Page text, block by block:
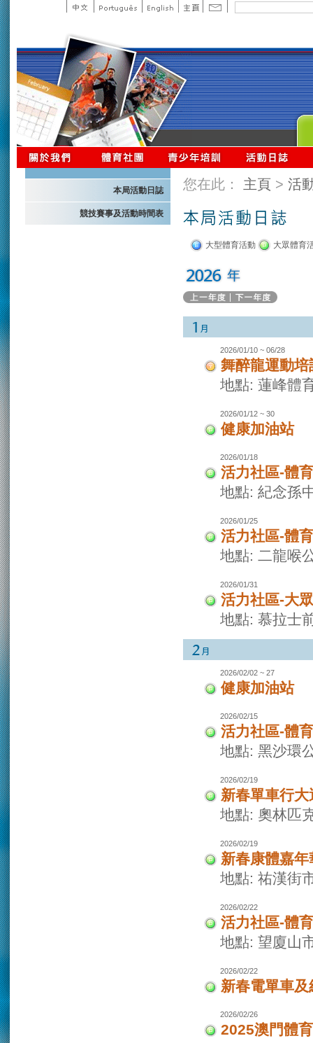
本局活動日誌
競技賽事及活動時間表
您在此： 主頁 > 活
大型體育活動 大眾體育
2026/01/10 ~ 06/28
舞醉龍運動培
地點: 蓮峰體
2026/01/12 ~ 30
健康加油站
2026/01/18
活力社區-體
地點: 紀念孫
2026/01/25
活力社區-體
地點: 二龍喉
2026/01/31
活力社區-大
地點: 慕拉士
2026/02/02 ~ 27
健康加油站
2026/02/15
活力社區-體
地點: 黑沙環
2026/02/19
新春單車行大
地點: 奧林匹
2026/02/19
新春康體嘉年
地點: 祐漢街
2026/02/22
活力社區-體
地點: 望廈山
2026/02/22
新春電單車
2026/02/26
2025澳門體